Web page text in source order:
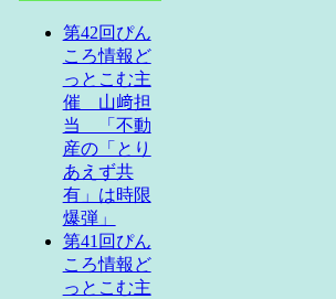
第42回ぴん
ころ情報ど
っとこむ主
催 山﨑担
当 「不動
産の「とり
あえず共
有」は時限
爆弾」
第41回ぴん
ころ情報ど
っとこむ主